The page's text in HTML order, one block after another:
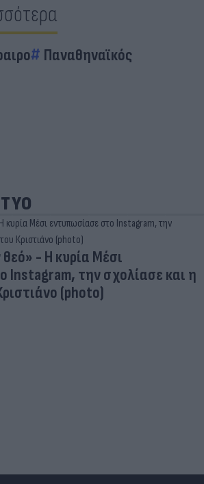
Παναθηναϊκός